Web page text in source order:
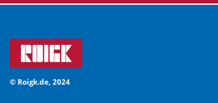
© Roigk.de, 2024